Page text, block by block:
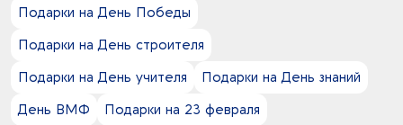
красный - разноцветный
красный - серебристый
красный - фиолетовый
красный - черный
бамбук
бархат
боросиликатное стекло
бронза
Круговая УФ-печать
Круговая гравировка
Круговая тампопечать
Лазерная гравировка
Подарки на День Победы
Подарки на День строителя
Подарки на День учителя
Подарки на День знаний
День ВМФ
Подарки на 23 февраля